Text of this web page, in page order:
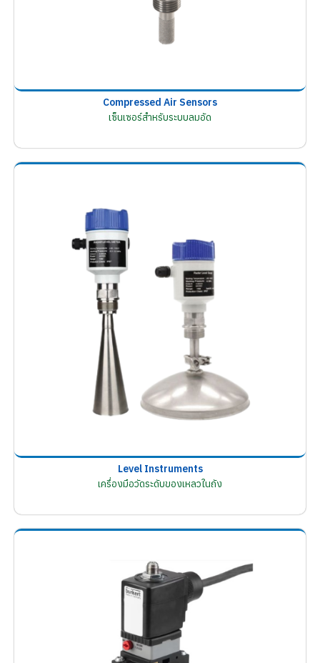
Compressed Air Sensors
เซ็นเซอร์สำหรับระบบลมอัด
Level Instruments
เครื่องมือวัดระดับของเหลวในถัง